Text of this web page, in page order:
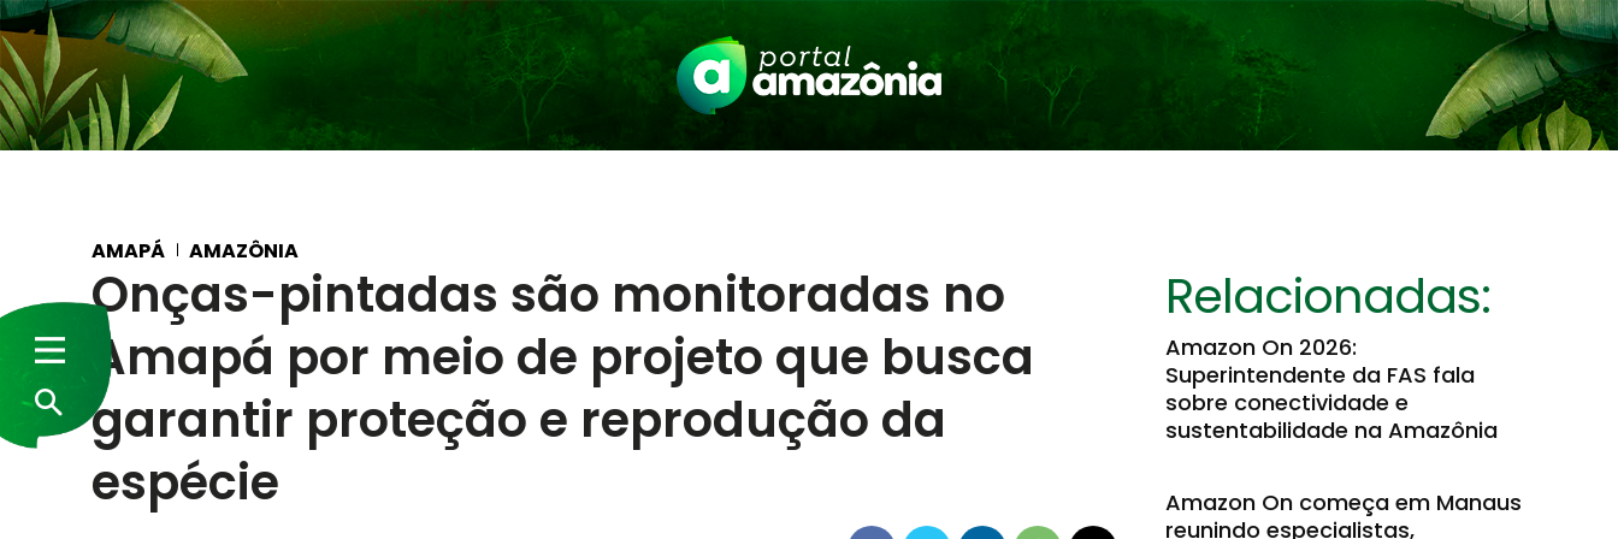
AMAPÁ AMAZÔNIA
Onças-pintadas são monitoradas no
Amapá por meio de projeto que busca
garantir proteção e reprodução da
espécie
Relacionadas:
Amazon On 2026:
Superintendente da FAS fala
sobre conectividade e
sustentabilidade na Amazônia
Amazon On começa em Manaus
reunindo especialistas,